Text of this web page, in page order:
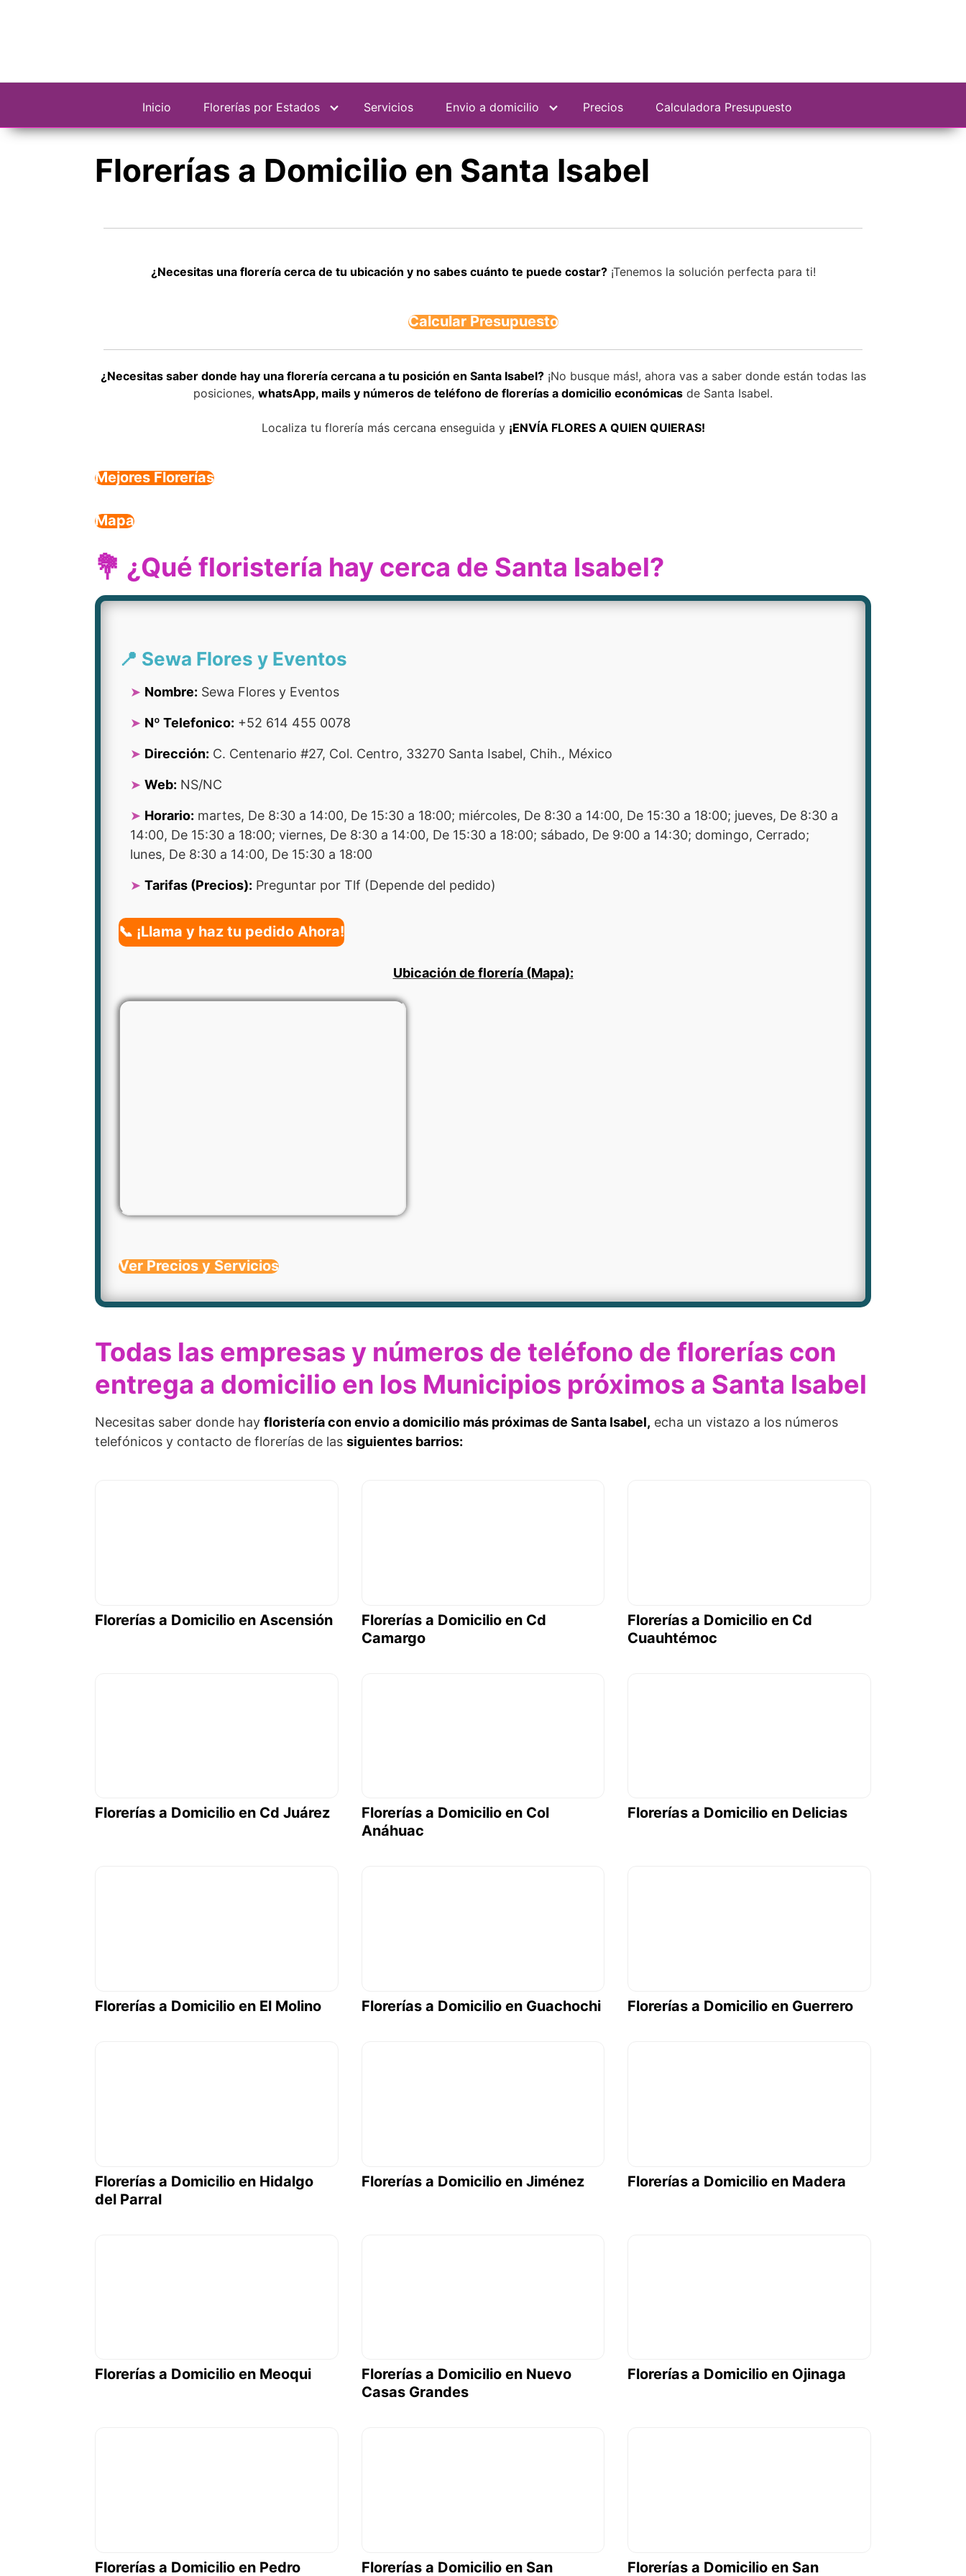
Inicio Florerías por Estados Servicios Envio a domicilio Precios Calculadora Presupuesto
Florerías a Domicilio en Santa Isabel
¿Necesitas una florería cerca de tu ubicación y no sabes cuánto te puede costar?¡Tenemos la solución perfecta para ti!
Calcular Presupuesto
¿Necesitas saber donde hay una florería cercana a tu posición en Santa Isabel?¡No busque más!, ahora vas a saber donde están todas las
posiciones, whatsApp, mails y números de teléfono de florerías a domicilio económicas de Santa Isabel.
Localiza tu florería más cercana enseguida y ¡ENVÍA FLORES A QUIEN QUIERAS!
Mejores Florerías
Mapa
💐 ¿Qué floristería hay cerca de Santa Isabel?
📍 Sewa Flores y Eventos
Nombre: Sewa Flores y Eventos
Nº Telefonico: +52 614 455 0078
Dirección: C. Centenario #27, Col. Centro, 33270 Santa Isabel, Chih., México
Web: NS/NC
Horario: martes, De 8:30 a 14:00, De 15:30 a 18:00; miércoles, De 8:30 a 14:00, De 15:30 a 18:00; jueves, De 8:30 a
14:00, De 15:30 a 18:00; viernes, De 8:30 a 14:00, De 15:30 a 18:00; sábado, De 9:00 a 14:30; domingo, Cerrado;
lunes, De 8:30 a 14:00, De 15:30 a 18:00
Tarifas (Precios): Preguntar por Tlf (Depende del pedido)
📞 ¡Llama y haz tu pedido Ahora!
Ubicación de florería (Mapa):
Ver Precios y Servicios
Todas las empresas y números de teléfono de florerías con
entrega a domicilio en los Municipios próximos a Santa Isabel
Necesitas saber donde hay floristería con envio a domicilio más próximas de Santa Isabel, echa un vistazo a los números
telefónicos y contacto de florerías de las siguientes barrios:
Florerías a Domicilio en Ascensión
Florerías a Domicilio en Cd
Camargo
Florerías a Domicilio en Cd
Cuauhtémoc
Florerías a Domicilio en Cd Juárez
Florerías a Domicilio en Col
Anáhuac
Florerías a Domicilio en Delicias
Florerías a Domicilio en El Molino Florerías a Domicilio en Guachochi Florerías a Domicilio en Guerrero
Florerías a Domicilio en Hidalgo
del Parral
Florerías a Domicilio en Jiménez Florerías a Domicilio en Madera
Florerías a Domicilio en Meoqui
Florerías a Domicilio en Nuevo
Casas Grandes
Florerías a Domicilio en Ojinaga
Florerías a Domicilio en Pedro Florerías a Domicilio en San Florerías a Domicilio en San